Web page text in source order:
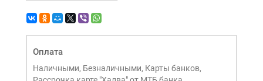
Оплата
Наличными, Безналичными, Карты банков,